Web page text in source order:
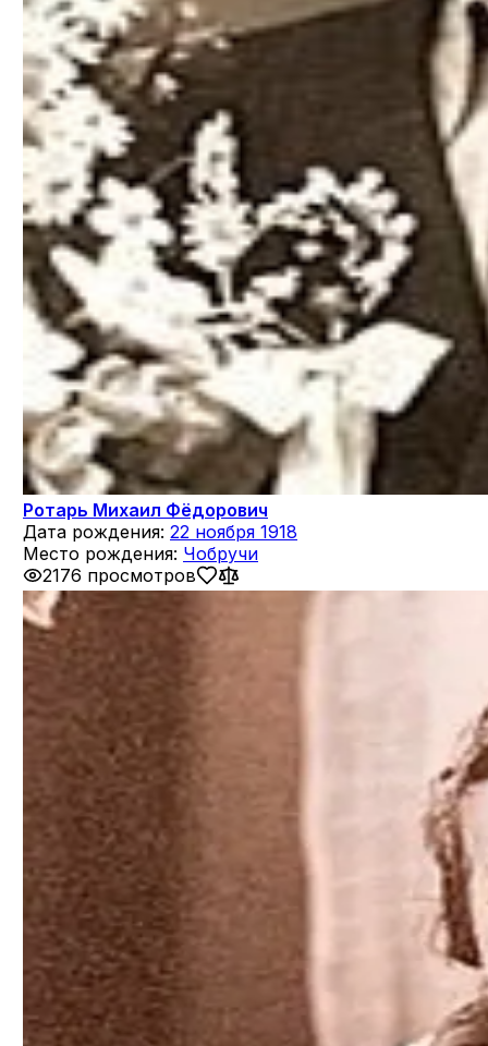
Ротарь Михаил Фёдорович
Дата рождения: 22 ноября 1918
Место рождения: Чобручи
2176 просмотров